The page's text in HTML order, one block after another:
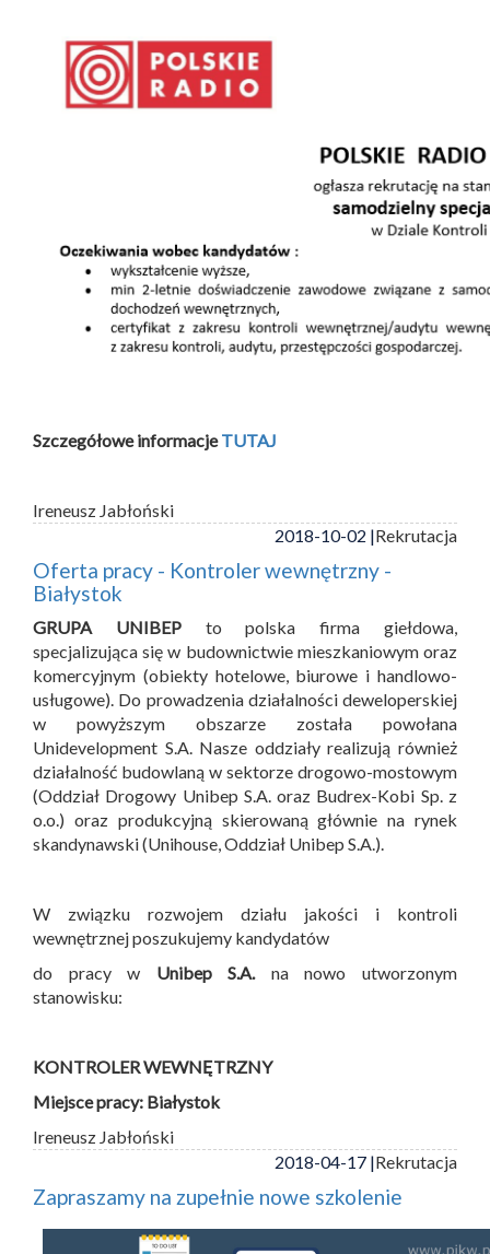
Szczegółowe informacjeTUTAJ
Ireneusz Jabłoński
2018-10-02 |Rekrutacja
Oferta pracy - Kontroler wewnętrzny -
Białystok
GRUPA UNIBEPto polska firma giełdowa,
specjalizująca się w budownictwie mieszkaniowym oraz
komercyjnym (obiekty hotelowe, biurowe i handlowo-
usługowe). Do prowadzenia działalności deweloperskiej
w powyższym obszarze została powołana
Unidevelopment S.A. Nasze oddziały realizują również
działalność budowlaną w sektorze drogowo-mostowym
(Oddział Drogowy Unibep S.A. oraz Budrex-Kobi Sp. z
o.o.) oraz produkcyjną skierowaną głównie na rynek
skandynawski (Unihouse, Oddział Unibep S.A.).
W związku rozwojem działu jakości i kontroli
wewnętrznej poszukujemy kandydatów
do pracy w Unibep S.A. na nowo utworzonym
stanowisku:
KONTROLER WEWNĘTRZNY
Miejsce pracy: Białystok
Ireneusz Jabłoński
2018-04-17 |Rekrutacja
Zapraszamy na zupełnie nowe szkolenie